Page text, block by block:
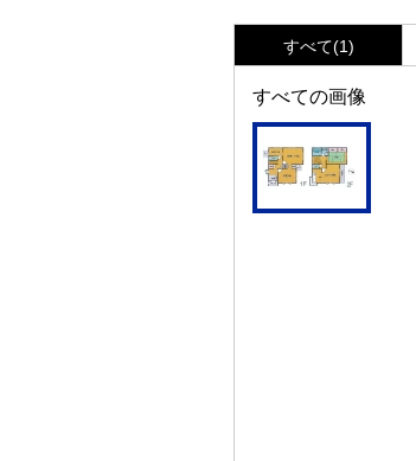
すべて(1)
すべての画像